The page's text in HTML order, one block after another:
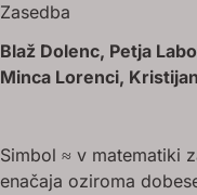
Zasedba
Blaž Dolenc, Petja
Minca Lorenci,
Simbol ≈ v matematiki
enačaja oziroma